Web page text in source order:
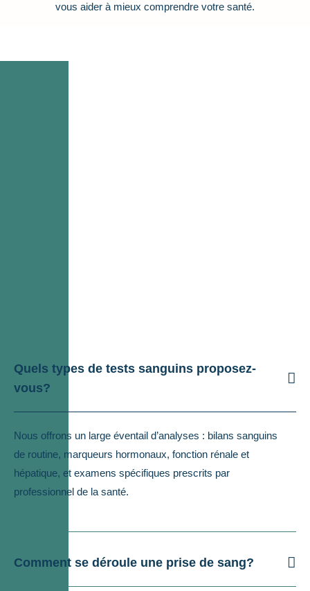
vous aider à mieux comprendre votre santé.
Quels types de tests sanguins proposez-
vous?
Nous offrons un large éventail d’analyses : bilans sanguins
de routine, marqueurs hormonaux, fonction rénale et
hépatique, et examens spécifiques prescrits par
professionnel de la santé.
Comment se déroule une prise de sang?